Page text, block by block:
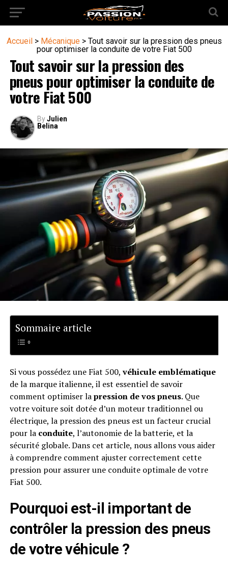
Accueil> Mécanique> Tout savoir sur la pression des pneus
pour optimiser la conduite de votre Fiat 500
Tout savoir sur la pression des
pneus pour optimiser la conduite de
votre Fiat 500
By Julien
Belina
Sommaire article
Si vous possédez une Fiat 500,véhicule emblématique
de la marque italienne, il est essentiel de savoir
comment optimiser lapression de vos pneus. Que
votre voiture soit dotée d’un moteur traditionnel ou
électrique, la pression des pneus est un facteur crucial
pour la conduite, l’autonomie de la batterie, et la
sécurité globale. Dans cet article, nous allons vous aider
à comprendre comment ajuster correctement cette
pression pour assurer une conduite optimale de votre
Fiat 500.
Pourquoi est-il important de
contrôler la pression des pneus
de votre véhicule ?